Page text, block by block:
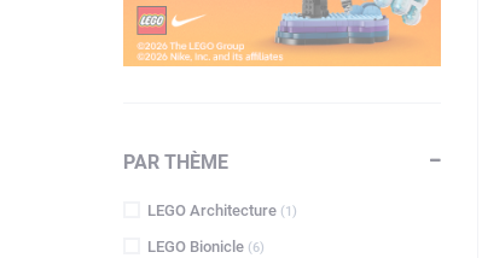
PAR THÈME
LEGO Architecture (1)
LEGO Bionicle (6)